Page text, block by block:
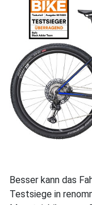
Besser kann das
Testsiege in